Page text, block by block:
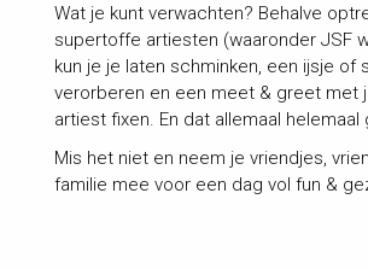
Wat je kunt verwachten? Behalve
supertoffe artiesten (waaronder JSF
kun je je laten schminken, een ijsje of
verorberen en een meet & greet met
artiest fixen. En dat allemaal helemaal
Mis het niet en neem je vriendjes,
familie mee voor een dag vol fun &